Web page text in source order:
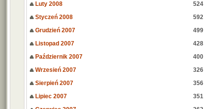
Luty 2008
524
Styczeń 2008
592
Grudzień 2007
499
Listopad 2007
428
Październik 2007
400
Wrzesień 2007
326
Sierpień 2007
356
Lipiec 2007
351